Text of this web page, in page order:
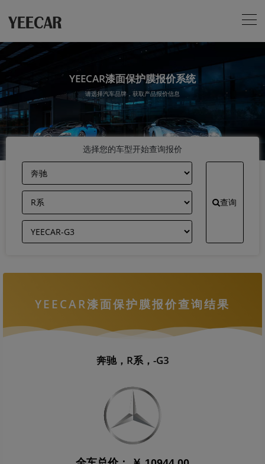
YEECAR漆面保护膜报价系统
请选择汽车品牌，获取产品报价信息
选择您的车型开始查询报价
查询
YEECAR漆面保护膜报价查询结果
奔驰，R系，-G3